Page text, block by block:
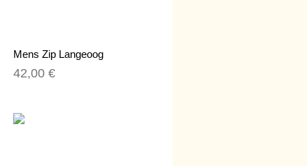
Mens Zip Langeoog
42,00 €